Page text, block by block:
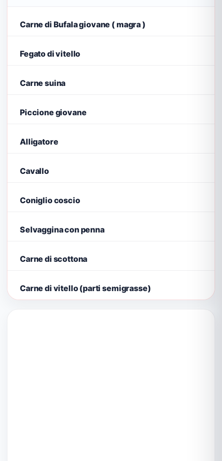
Carne di Bufala giovane ( magra )
Fegato di vitello
Carne suina
Piccione giovane
Alligatore
Cavallo
Coniglio coscio
Selvaggina con penna
Carne di scottona
Carne di vitello (parti semigrasse)